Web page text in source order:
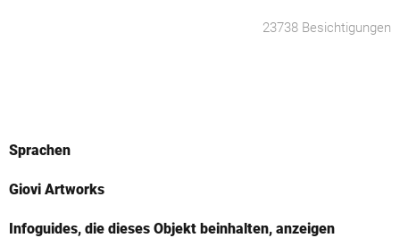
23738 Besichtigungen
Sprachen
Giovi Artworks
Infoguides, die dieses Objekt beinhalten, anzeigen